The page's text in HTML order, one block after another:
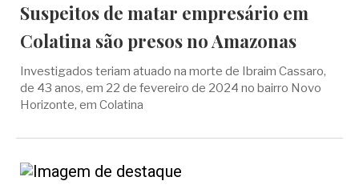
Suspeitos de matar empresário em
Colatina são presos no Amazonas
Investigados teriam atuado na morte de Ibraim Cassaro,
de 43 anos, em 22 de fevereiro de 2024 no bairro Novo
Horizonte, em Colatina